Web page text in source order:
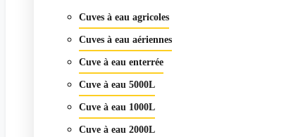
Cuves à eau agricoles
Cuves à eau aériennes
Cuve à eau enterrée
Cuve à eau 5000L
Cuve à eau 1000L
Cuve à eau 2000L